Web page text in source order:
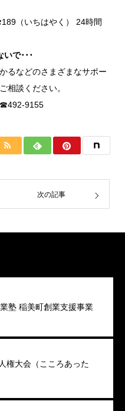
（いちはやく） 24時間
いで･･･
るなどのさまざまなサポー
相談ください。
9155
次の記事
塾 稲美町創業支援事業
権大会（こころあった